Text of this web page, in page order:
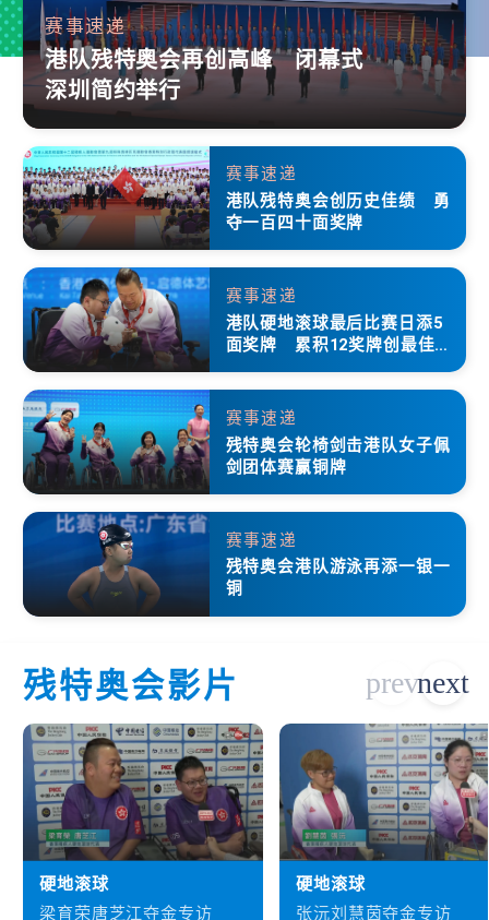
赛事速递
港队残特奥会再创高峰 闭幕式
深圳简约举行
赛事速递
港队残特奥会创历史佳绩 勇
夺一百四十面奖牌
赛事速递
港队硬地滚球最后比赛日添5
面奖牌 累积12奖牌创最佳成
赛事速递
残特奥会轮椅剑击港队女子佩
剑团体赛赢铜牌
赛事速递
残特奥会港队游泳再添一银一
铜
残特奥会影片
硬地滚球
梁育荣唐芝江夺金专访
硬地滚球
张沅刘慧茵夺金专访